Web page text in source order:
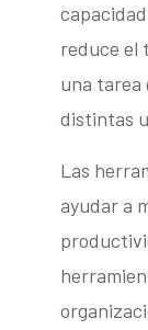
reduce el
una tarea
distintas
Las
ayudar a